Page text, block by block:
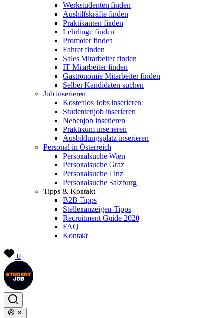
Werkstudenten finden
Aushilfskräfte finden
Praktikanten finden
Lehrlinge finden
Promoter finden
Fahrer finden
Sales Mitarbeiter finden
IT Mitarbeiter finden
Gastronomie Mitarbeiter finden
Selber Kandidaten suchen
Job inserieren
Kostenlos Jobs inserieren
Studentenjob inserieren
Nebenjob inserieren
Praktikum inserieren
Ausbildungsplatz inserieren
Personal in Österreich
Personalsuche Wien
Personalsuche Graz
Personalsuche Linz
Personalsuche Salzburg
Tipps & Kontakt
B2B Tipps
Stellenanzeigen-Tipps
Recruitment Guide 2020
FAQ
Kontakt
0